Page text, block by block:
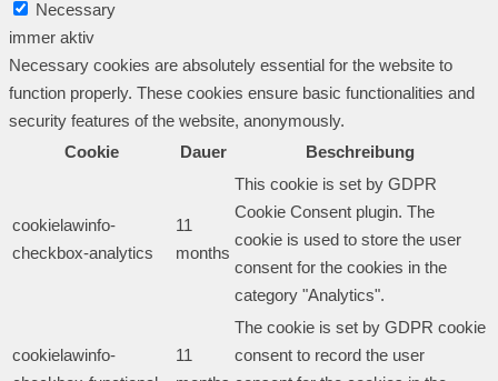
Necessary
immer aktiv
Necessary cookies are absolutely essential for the website to
function properly. These cookies ensure basic functionalities and
security features of the website, anonymously.
Cookie
Dauer Beschreibung
cookielawinfo-
checkbox-analytics
11
months
This cookie is set by GDPR
Cookie Consent plugin. The
cookie is used to store the user
consent for the cookies in the
category "Analytics".
cookielawinfo-
11
The cookie is set by GDPR cookie
consent to record the user